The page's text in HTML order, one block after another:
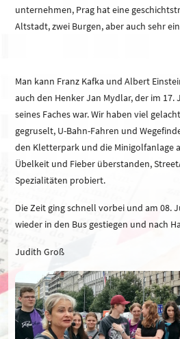
unternehmen, Prag hat eine
Altstadt, zwei Burgen, aber auch sehr
Man kann Franz Kafka und Albert
auch den Henker Jan Mydlar, der im
seines Faches war. Wir haben viel
gegruselt, U-Bahn-Fahren und
den Kletterpark und die Minigolfanlage
Übelkeit und Fieber überstanden,
Spezialitäten probiert.
Die Zeit ging schnell vorbei und am 08.
wieder in den Bus gestiegen und nach
Judith Groß